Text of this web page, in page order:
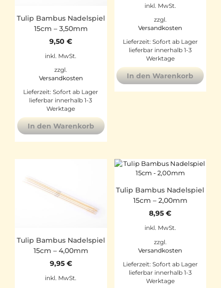
Tulip Bambus Nadelspiel
15cm – 3,50mm
9,50€
inkl. MwSt.
zzgl.
Versandkosten
Lieferzeit:Sofort ab Lager
lieferbar innerhalb 1-3
Werktage
In den Warenkorb
inkl. MwSt.
zzgl.
Versandkosten
Lieferzeit: Sofort ab Lager
lieferbar innerhalb 1-3
Werktage
In den Warenkorb
Tulip Bambus Nadelspiel
15cm – 4,00mm
9,95 €
inkl. MwSt.
Tulip Bambus Nadelspiel
15cm – 2,00mm
8,95€
inkl. MwSt.
zzgl.
Versandkosten
Lieferzeit: Sofort ab Lager
lieferbar innerhalb 1-3
Werktage